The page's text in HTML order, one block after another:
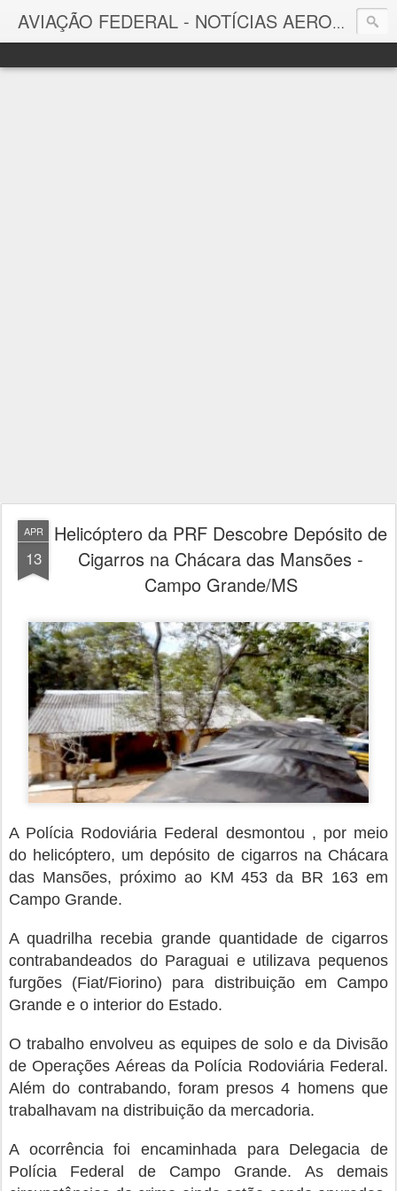
AVIAÇÃO FEDERAL - NOTÍCIAS AERONÁUTICAS & TECNOLOGIAS
Aviação Federal
APR
13
Helicóptero da PRF Descobre Depósito de
Cigarros na Chácara das Mansões -
Campo Grande/MS
A Polícia Rodoviária Federal desmontou , por meio
do helicóptero, um depósito de cigarros na Chácara
das Mansões, próximo ao KM 453 da BR 163 em
Campo Grande.
A quadrilha recebia grande quantidade de cigarros
contrabandeados do Paraguai e utilizava pequenos
furgões (Fiat/Fiorino) para distribuição em Campo
Grande e o interior do Estado.
O trabalho envolveu as equipes de solo e da Divisão
de Operações Aéreas da Polícia Rodoviária Federal.
Além do contrabando, foram presos 4 homens que
trabalhavam na distribuição da mercadoria.
A ocorrência foi encaminhada para Delegacia de
Polícia Federal de Campo Grande. As demais